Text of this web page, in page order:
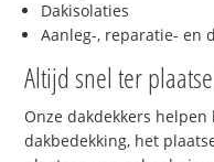
Dakisolaties
Aanleg-, reparatie- en
Altijd snel ter
Onze dakdekkers
dakbedekking, het